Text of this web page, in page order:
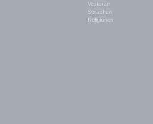
Vesteran
Sprachen
Religionen